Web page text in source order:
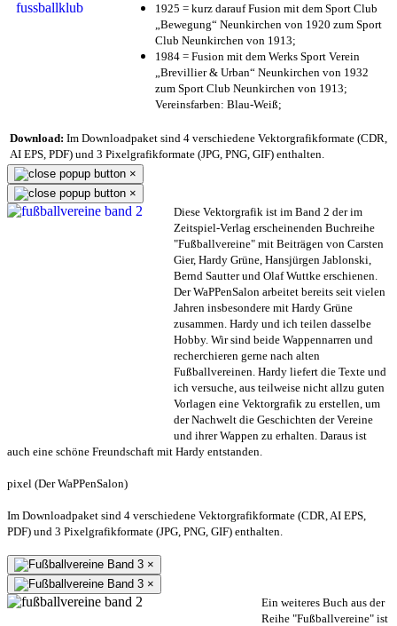
1925 = kurz darauf Fusion mit dem Sport Club
„Bewegung“ Neunkirchen von 1920 zum Sport
Club Neunkirchen von 1913;
1984 = Fusion mit dem Werks Sport Verein
„Brevillier & Urban“ Neunkirchen von 1932
zum Sport Club Neunkirchen von 1913;
Vereinsfarben: Blau-Weiß;
Download: Im Downloadpaket sind 4 verschiedene Vektorgrafikformate (CDR,
AI EPS, PDF) und 3 Pixelgrafikformate (JPG, PNG, GIF) enthalten.
×
×
Diese Vektorgrafik ist im Band 2 der im
Zeitspiel-Verlag erscheinenden Buchreihe
"Fußballvereine" mit Beiträgen von Carsten
Gier, Hardy Grüne, Hansjürgen Jablonski,
Bernd Sautter und Olaf Wuttke erschienen.
Der WaPPenSalon arbeitet bereits seit vielen
Jahren insbesondere mit Hardy Grüne
zusammen. Hardy und ich teilen dasselbe
Hobby. Wir sind beide Wappennarren und
recherchieren gerne nach alten
Fußballvereinen. Hardy liefert die Texte und
ich versuche, aus teilweise nicht allzu guten
Vorlagen eine Vektorgrafik zu erstellen, um
der Nachwelt die Geschichten der Vereine
und ihrer Wappen zu erhalten. Daraus ist
auch eine schöne Freundschaft mit Hardy entstanden.
pixel (Der WaPPenSalon)
Im Downloadpaket sind 4 verschiedene Vektorgrafikformate (CDR, AI EPS,
PDF) und 3 Pixelgrafikformate (JPG, PNG, GIF) enthalten.
×
×
Ein weiteres Buch aus der
Reihe "Fußballvereine" ist